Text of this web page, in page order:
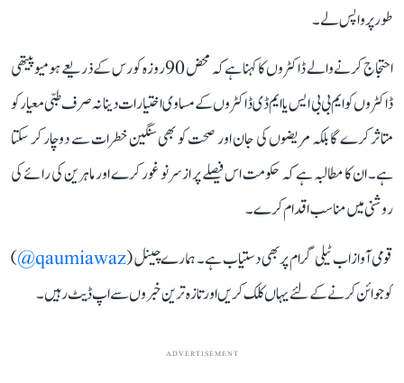
طور پر واپس لے۔
احتجاج کرنے والے ڈاکٹروں کا کہنا ہے کہ محض 90 روزہ کورس کے ذریعے ہومیوپیتھی
ڈاکٹروں کو ایم بی بی ایس یا ایم ڈی ڈاکٹروں کے مساوی اختیارات دینا نہ صرف طبی معیار کو
متاثر کرے گا بلکہ مریضوں کی جان اور صحت کو بھی سنگین خطرات سے دوچار کر سکتا
ہے۔ ان کا مطالبہ ہے کہ حکومت اس فیصلے پر ازسرنو غور کرے اور ماہرین کی رائے کی
روشنی میں مناسب اقدام کرے۔
قومی آواز اب ٹیلی گرام پر بھی دستیاب ہے۔ ہمارے چینل (qaumiawaz@
)
کو جوائن کرنے کے لئے یہاں کلک کریں اور تازہ ترین خبروں سے اپ ڈیٹ رہیں۔
ADVERTISEMENT